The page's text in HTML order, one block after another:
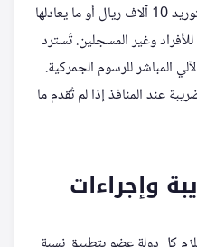
لدى دولة أخرى إذا تجاوزت قيمة التوريد 10 آلاف ريال أو ما يعادلها
وغير المسجلين. تُسترد
المباشر للرسوم الجمركية.
عند المنافذ إذا لم تُقدم ما
وإجراءات